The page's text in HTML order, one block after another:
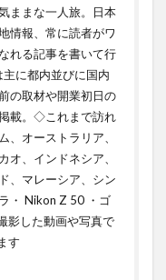
ままな一人旅。日本
情報、常に読者がワ
れる記事を書いて行
に都内並びに国内
の取材や開業初日の
載。◇これまで訪れ
、オーストラリア、
オ、インドネシア、
、マレーシア、シン
・ Nikon Z 50 ・ゴ
影した動画や写真で
す